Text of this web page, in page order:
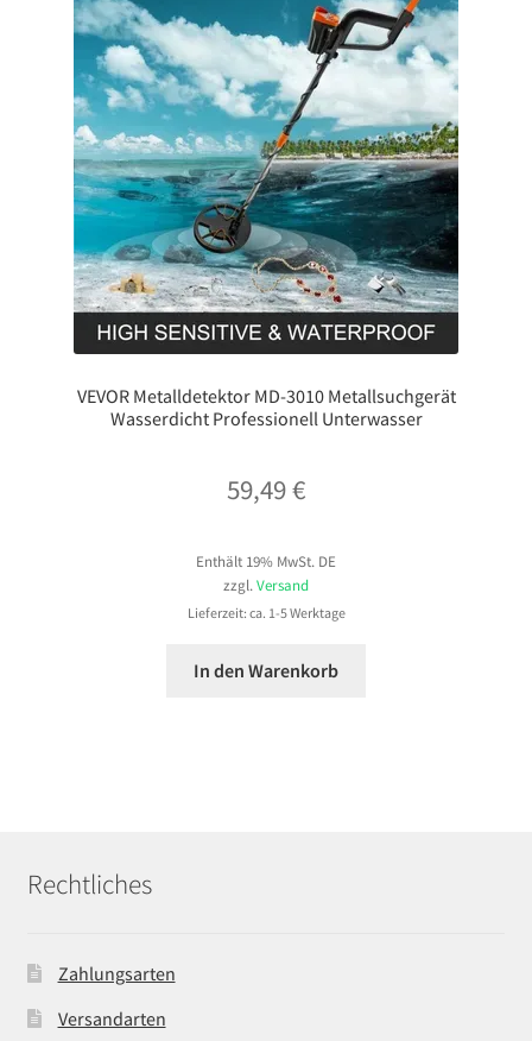
VEVOR Metalldetektor MD-3010 Metallsuchgerät
Wasserdicht Professionell Unterwasser
59,49€
Enthält 19% MwSt. DE
zzgl. Versand
Lieferzeit: ca. 1-5 Werktage
In den Warenkorb
Rechtliches
Zahlungsarten
Versandarten